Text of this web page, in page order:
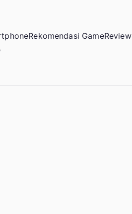
Rekomendasi GameReview